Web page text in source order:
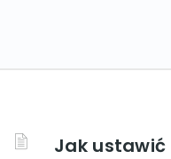
Jak ustawić